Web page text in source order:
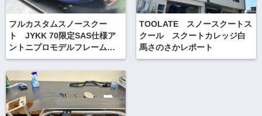
フルカスタムスノースクー
ト JYKK 70限定SAS仕様ア
ントニプロモデルフレーム
with G2ワイドハードフレック
ス
TOOLATE スノースクートス
クール スクートカレッジ白
馬さのさかレポート